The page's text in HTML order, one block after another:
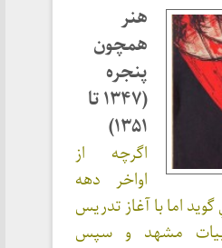
هنر
همچون
پنجره
(۱۳۴۷ تا
۱۳۵۱)
اگرچه از
اواخر دهه
گويد اما با آغاز تدريس
مشهد و سپس